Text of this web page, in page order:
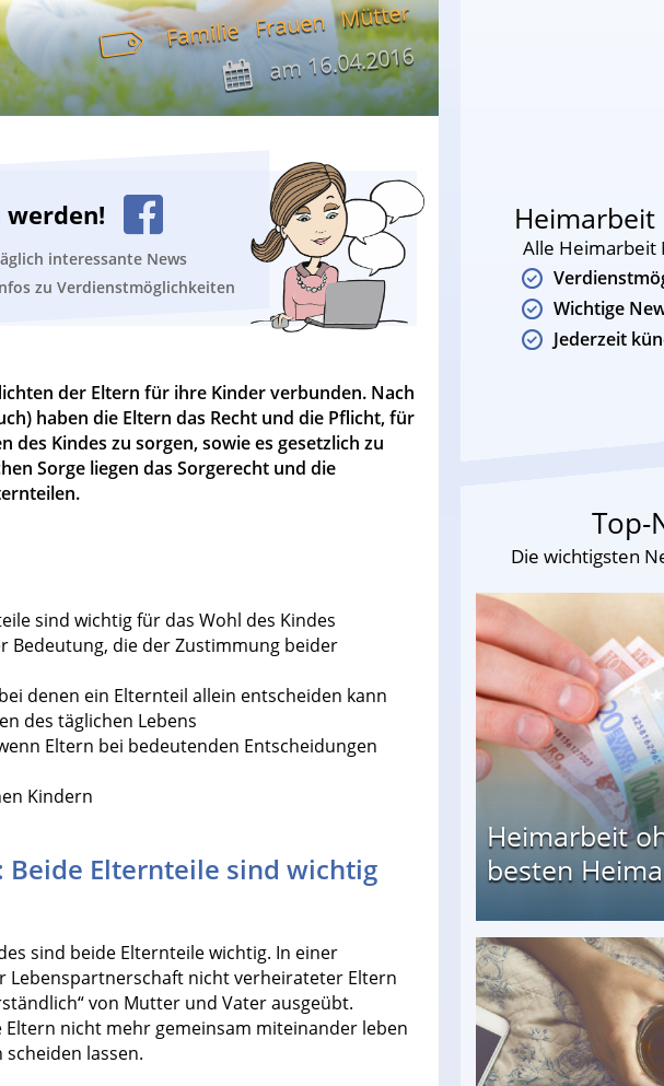
Familie Frauen Mütter
am16.04.2016
werden!
interessante News
zu Verdienstmöglichkeiten
der Eltern für ihre Kinder verbunden. Nach
haben die Eltern das Recht und die Pflicht, für
des Kindes zu sorgen, sowie es gesetzlich zu
Sorge liegen das Sorgerecht und die
sind wichtig für das Wohl des Kindes
Bedeutung, die der Zustimmung beider
denen ein Elternteil allein entscheiden kann
des täglichen Lebens
Eltern bei bedeutenden Entscheidungen
Kindern
Beide Elternteile sind wichtig
sind beide Elternteile wichtig. In einer
Lebenspartnerschaft nicht verheirateter Eltern
von Mutter und Vater ausgeübt.
nicht mehr gemeinsam miteinander leben
lassen.
Alle Heimarbeit
Wichtige
Jederzeit
Top-
Die wichtigsten
Heimarbeit
besten
Heimarbeit ohne PC: Die besten Heimarbeiten